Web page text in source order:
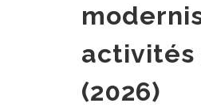
(2026)